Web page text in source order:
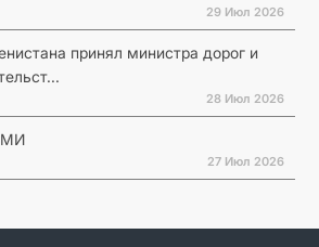
29 Июл 2026
принял министра дорог и
28 Июл 2026
27 Июл 2026